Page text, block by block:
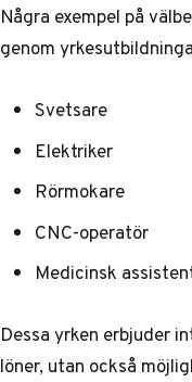
Några exempel på
genom
Svetsare
Elektriker
Rörmokare
CNC-operatör
Medicinsk
Dessa yrken erbjuder
löner, utan också